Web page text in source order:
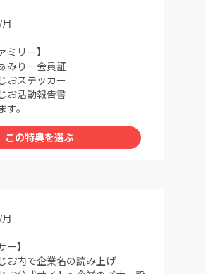
ミリー】
みりー会員証
おステッカー
お活動報告書
。
この特典を選ぶ
ー】
お内で企業名の読み上げ